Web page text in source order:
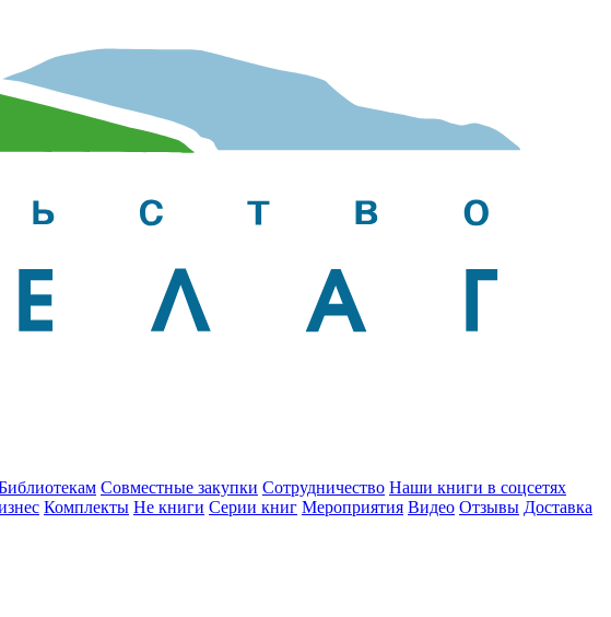
Совместные закупки Сотрудничество Наши книги в соцсетях
Комплекты Не книги Серии книг Мероприятия Видео Отзывы Доставка